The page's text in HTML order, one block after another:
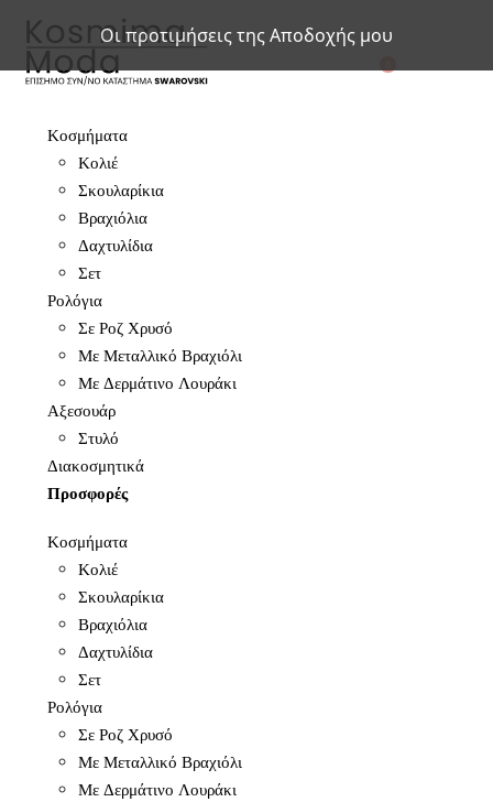
Κοσμήματα
Κολιέ
Σκουλαρίκια
Βραχιόλια
Δαχτυλίδια
Σετ
Ρολόγια
Σε Ροζ Χρυσό
Με Μεταλλικό Βραχιόλι
Με Δερμάτινο Λουράκι
Αξεσουάρ
Στυλό
Διακοσμητικά
Προσφορές
Κοσμήματα
Κολιέ
Σκουλαρίκια
Βραχιόλια
Δαχτυλίδια
Σετ
Ρολόγια
Σε Ροζ Χρυσό
Με Μεταλλικό Βραχιόλι
Με Δερμάτινο Λουράκι
Οι προτιμήσεις της Αποδοχής μου